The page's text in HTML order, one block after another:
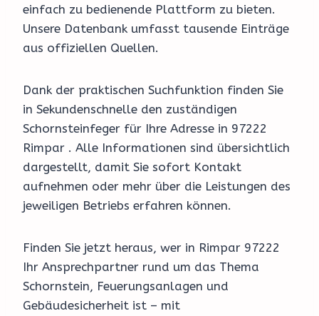
einfach zu bedienende Plattform zu bieten.
Unsere Datenbank umfasst tausende Einträge
aus offiziellen Quellen.
Dank der praktischen Suchfunktion finden Sie
in Sekundenschnelle den zuständigen
Schornsteinfeger für Ihre Adresse in 97222
Rimpar . Alle Informationen sind übersichtlich
dargestellt, damit Sie sofort Kontakt
aufnehmen oder mehr über die Leistungen des
jeweiligen Betriebs erfahren können.
Finden Sie jetzt heraus, wer in Rimpar 97222
Ihr Ansprechpartner rund um das Thema
Schornstein, Feuerungsanlagen und
Gebäudesicherheit ist – mit